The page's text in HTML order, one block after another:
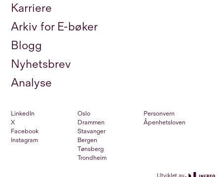
Karriere
Arkiv for E-bøker
Blogg
Nyhetsbrev
Analyse
LinkedIn
X
Facebook
Instagram
Oslo
Drammen
Stavanger
Bergen
Tønsberg
Trondheim
Personvern
Åpenhetsloven